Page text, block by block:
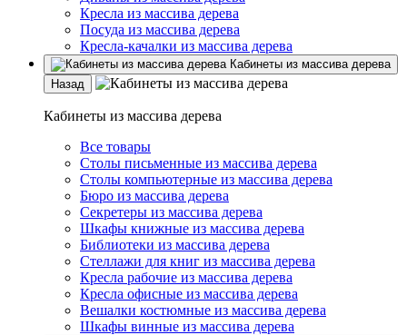
Кресла из массива дерева
Посуда из массива дерева
Кресла-качалки из массива дерева
Кабинеты из массива дерева
Назад
Кабинеты из массива дерева
Все товары
Столы письменные из массива дерева
Столы компьютерные из массива дерева
Бюро из массива дерева
Секретеры из массива дерева
Шкафы книжные из массива дерева
Библиотеки из массива дерева
Стеллажи для книг из массива дерева
Кресла рабочие из массива дерева
Кресла офисные из массива дерева
Вешалки костюмные из массива дерева
Шкафы винные из массива дерева